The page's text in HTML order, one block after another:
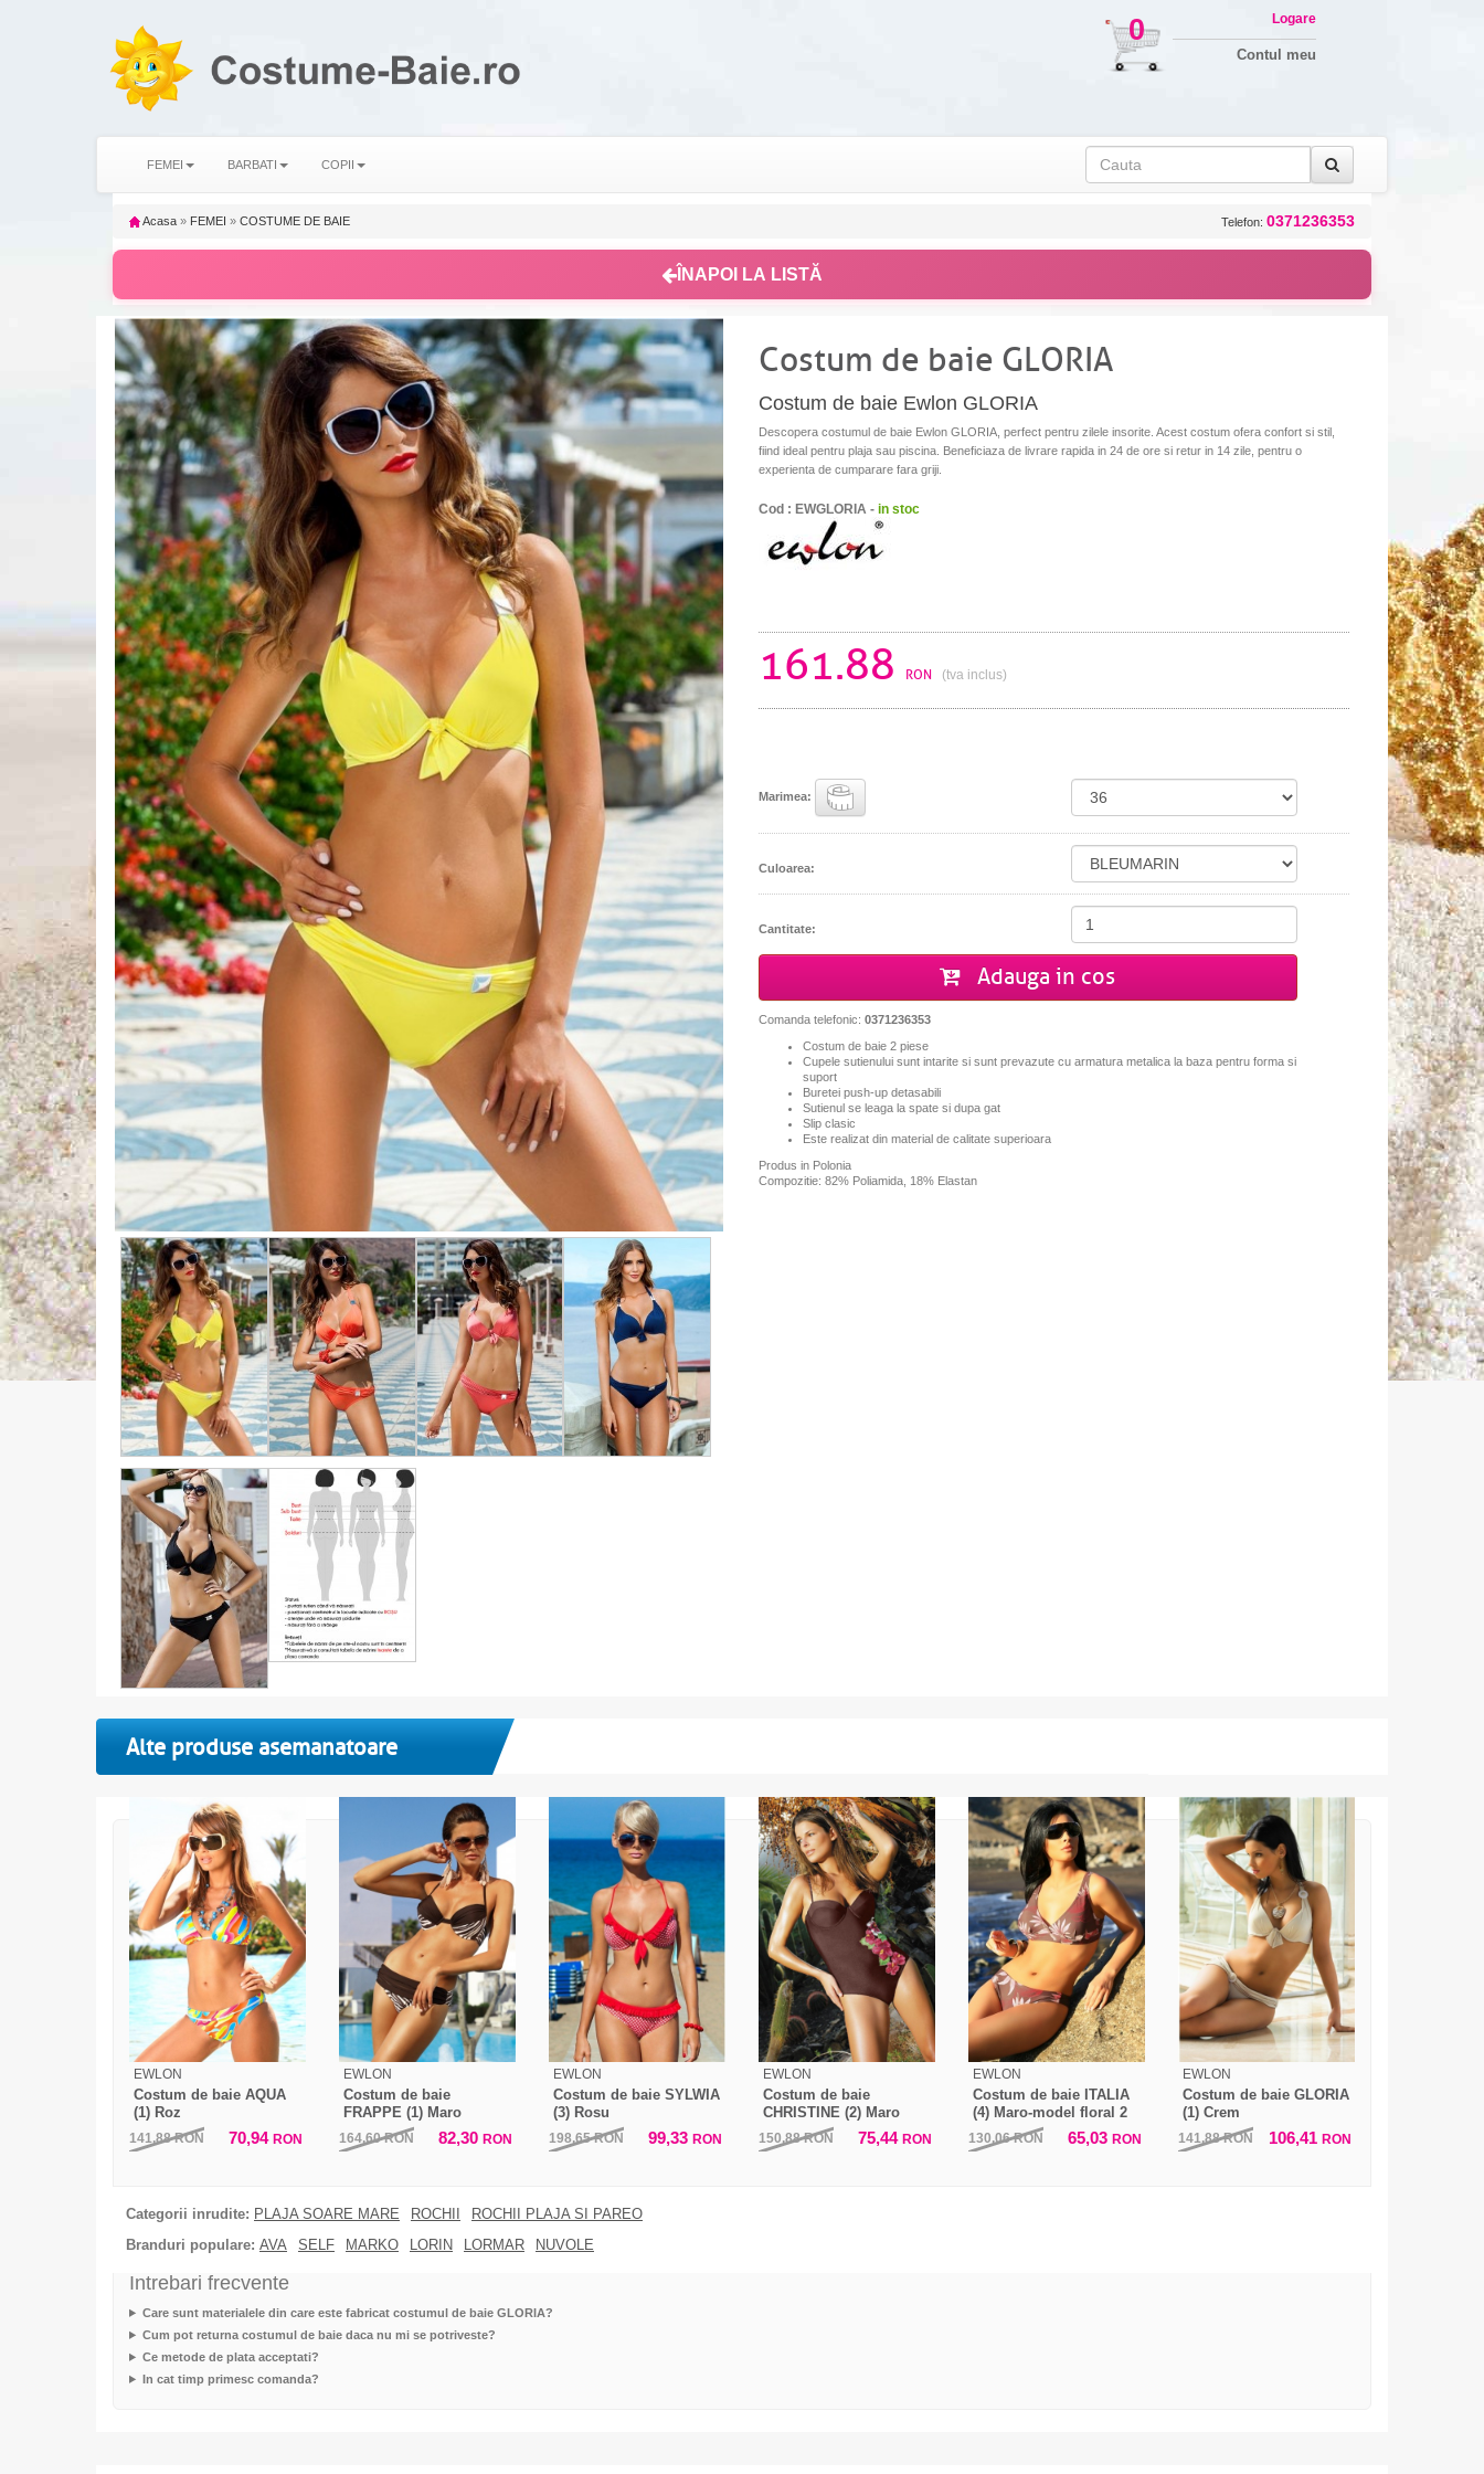
0 Logare
Contul meu
FEMEI BARBATI COPII
Acasa » FEMEI » COSTUME DE BAIE Telefon: 0371236353
ÎNAPOI LA LISTĂ
Costum de baie GLORIA
Costum de baie Ewlon GLORIA
Descopera costumul de baie Ewlon GLORIA, perfect pentru zilele insorite. Acest costum ofera confort si stil,
fiind ideal pentru plaja sau piscina. Beneficiaza de livrare rapida in 24 de ore si retur in 14 zile, pentru o
experienta de cumparare fara griji.
Cod : EWGLORIA - in stoc
161.88 RON (tva inclus)
Marimea:
Culoarea:
Cantitate:
Adauga in cos
Comanda telefonic: 0371236353
Costum de baie 2 piese
Cupele sutienului sunt intarite si sunt prevazute cu armatura metalica la baza pentru forma si
suport
Buretei push-up detasabili
Sutienul se leaga la spate si dupa gat
Slip clasic
Este realizat din material de calitate superioara
Produs in Polonia
Compozitie: 82% Poliamida, 18% Elastan
Alte produse asemanatoare
EWLON
Costum de baie AQUA
(1) Roz
141,88RON 70,94 RON
EWLON
Costum de baie
FRAPPE (1) Maro
164,60RON 82,30 RON
EWLON
Costum de baie SYLWIA
(3) Rosu
198,65RON 99,33 RON
EWLON
Costum de baie
CHRISTINE (2) Maro
150,88RON 75,44 RON
EWLON
Costum de baie ITALIA
(4) Maro-model floral 2
130,06RON 65,03 RON
EWLON
Costum de baie GLORIA
(1) Crem
141,88RON 106,41 RON
Categorii inrudite: PLAJA SOARE MARE ROCHII
ROCHII PLAJA SI PAREO
Branduri populare: AVA SELF MARKO LORIN LORMAR NUVOLE
Intrebari frecvente
Care sunt materialele din care este fabricat costumul de baie GLORIA?
Cum pot returna costumul de baie daca nu mi se potriveste?
Ce metode de plata acceptati?
In cat timp primesc comanda?